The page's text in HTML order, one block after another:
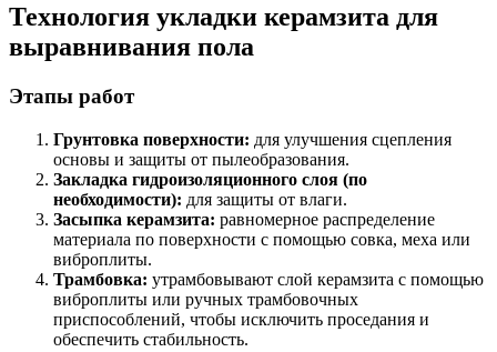
Технология укладки керамзита для
выравнивания пола
Этапы работ
Грунтовка поверхности: для улучшения сцепления
основы и защиты от пылеобразования.
Закладка гидроизоляционного слоя (по
необходимости): для защиты от влаги.
Засыпка керамзита: равномерное распределение
материала по поверхности с помощью совка, меха или
виброплиты.
Трамбовка: утрамбовывают слой керамзита с помощью
виброплиты или ручных трамбовочных
приспособлений, чтобы исключить проседания и
обеспечить стабильность.